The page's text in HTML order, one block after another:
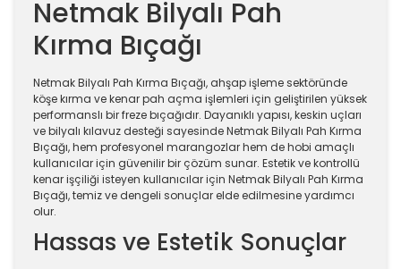
Netmak Bilyalı Pah
Kırma Bıçağı
Netmak Bilyalı Pah Kırma Bıçağı, ahşap işleme sektöründe
köşe kırma ve kenar pah açma işlemleri için geliştirilen yüksek
performanslı bir freze bıçağıdır. Dayanıklı yapısı, keskin uçları
ve bilyalı kılavuz desteği sayesinde Netmak Bilyalı Pah Kırma
Bıçağı, hem profesyonel marangozlar hem de hobi amaçlı
kullanıcılar için güvenilir bir çözüm sunar. Estetik ve kontrollü
kenar işçiliği isteyen kullanıcılar için Netmak Bilyalı Pah Kırma
Bıçağı, temiz ve dengeli sonuçlar elde edilmesine yardımcı
olur.
Hassas ve Estetik Sonuçlar